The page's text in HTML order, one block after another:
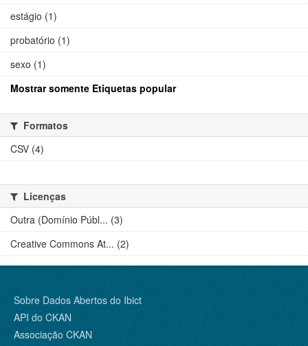
estágio (1)
probatório (1)
sexo (1)
Mostrar somente Etiquetas popular
Formatos
CSV (4)
Licenças
Outra (Domínio Públ... (3)
Creative Commons At... (2)
Sobre Dados Abertos do Ibict
API do CKAN
Associação CKAN